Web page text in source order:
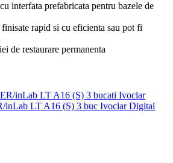
interfata prefabricata pentru bazele de
rapid si cu eficienta sau pot fi
de restaurare permanenta
Ivoclar
LT A16 (S) 3 buc Ivoclar Digital